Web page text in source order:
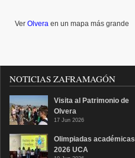
Ver Olvera en un mapa más grande
NOTICIAS ZAFRAMAGÓN
Visita al Patrimonio de
Olvera
17 Jun 2026
Olimpiadas académicas
2026 UCA